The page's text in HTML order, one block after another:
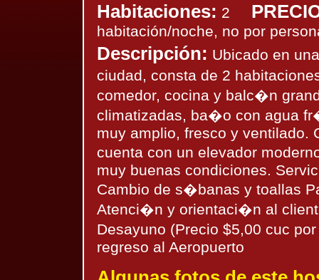
Habitaciones: 2
habitación/noche, no por
Descripción: Ubicado en
ciudad, consta de 2
comedor, cocina y balc�n
climatizadas, ba�o con agua
muy amplio, fresco y ventilado.
cuenta con un elevador
muy buenas condiciones.
Cambio de s�banas y toallas
Atenci�n y orientaci�n al
Desayuno (Precio $5,00 cuc
regreso al Aeropuerto